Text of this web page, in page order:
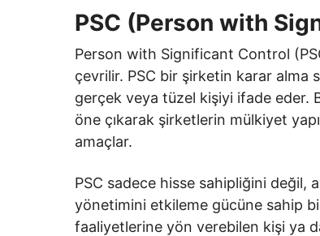
PSC (Person with
Person with Significant Control
çevrilir. PSC bir şirketin karar alma
gerçek veya tüzel kişiyi ifade eder.
öne çıkarak şirketlerin mülkiyet
amaçlar.
PSC sadece hisse sahipliğini değil,
yönetimini etkileme gücüne sahip
faaliyetlerine yön verebilen kişi ya